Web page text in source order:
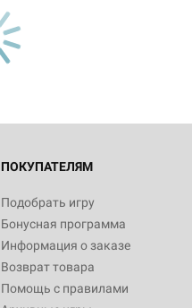
ПОКУПАТЕЛЯМ
Подобрать игру
Бонусная программа
Информация о заказе
Возврат товара
Помощь с правилами